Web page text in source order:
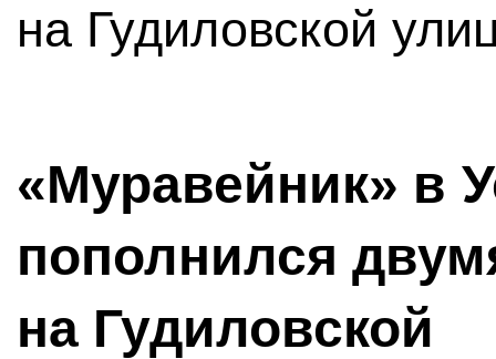
на Гудиловской
«Муравейник» в
пополнился
на Гудиловской